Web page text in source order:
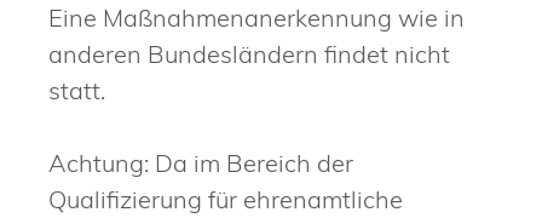
Eine Maßnahmenanerkennung wie in
anderen Bundesländern findet nicht
statt.
Achtung: Da im Bereich der
Qualifizierung für ehrenamtliche